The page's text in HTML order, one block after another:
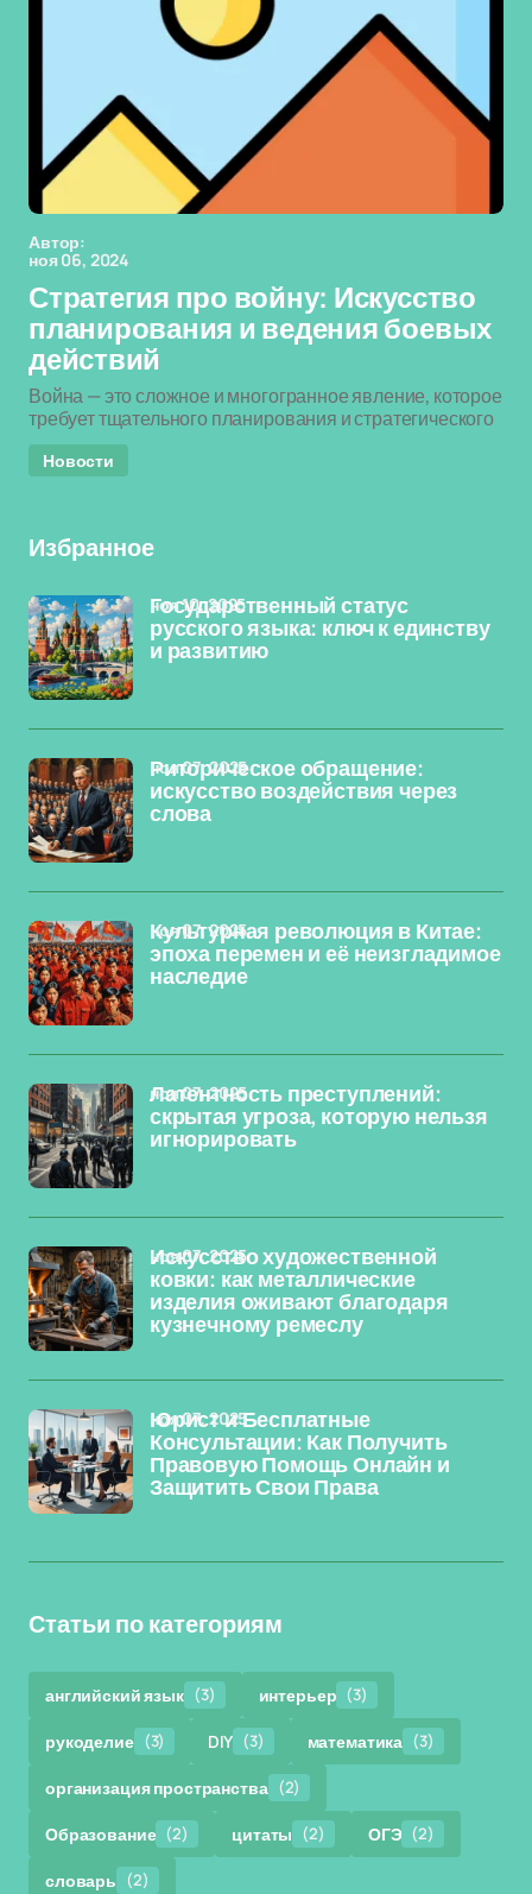
Автор:
ноя 06, 2024
Стратегия про войну: Искусство
планирования и ведения боевых
действий
Война — это сложное и многогранное явление, которое
требует тщательного планирования и стратегического
Новости
Избранное
Государственный статус
русского языка: ключ к единству
и развитию
ноя 10, 2025
Риторическое обращение:
искусство воздействия через
слова
ноя 07, 2025
Культурная революция в Китае:
эпоха перемен и её неизгладимое
наследие
ноя 07, 2025
Латентность преступлений:
скрытая угроза, которую нельзя
игнорировать
ноя 07, 2025
Искусство художественной
ковки: как металлические
изделия оживают благодаря
кузнечному ремеслу
ноя 07, 2025
Юрист и Бесплатные
Консультации: Как Получить
Правовую Помощь Онлайн и
Защитить Свои Права
ноя 07, 2025
Статьи по категориям
английский язык (3) интерьер (3)
рукоделие (3) DIY (3) математика (3)
организация пространства (2)
Образование (2) цитаты (2) ОГЭ (2)
словарь (2)